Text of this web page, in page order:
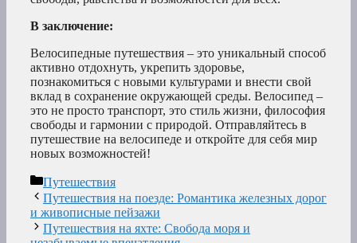
В заключение:
Велосипедные путешествия – это уникальный способ
активно отдохнуть, укрепить здоровье,
познакомиться с новыми культурами и внести свой
вклад в сохранение окружающей среды. Велосипед –
это не просто транспорт, это стиль жизни, философия
свободы и гармонии с природой. Отправляйтесь в
путешествие на велосипеде и откройте для себя мир
новых возможностей!
Рубрики
Путешествия
Путешествия на поезде: Романтика железных дорог
и живописные пейзажи
Путешествия на яхте: Свобода моря и